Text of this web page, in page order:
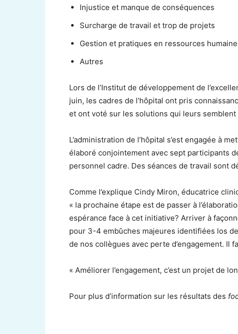
Injustice et manque de conséquences
Surcharge de travail et trop de projets
Gestion et pratiques en ressources
Autres
Lors de l’Institut de développement de
juin, les cadres de l’hôpital ont pris
et ont voté sur les solutions qui leurs
L’administration de l’hôpital s’est engagée à
élaboré conjointement avec sept participants
personnel cadre. Des séances de travail sont
Comme l’explique Cindy Miron, éducatrice
« la prochaine étape est de passer à
espérance face à cet initiative? Arriver à
pour 3-4 embûches majeures identifiées los
de nos collègues avec perte d’engagement. Il
« Améliorer l’engagement, c’est un projet de
Pour plus d’information sur les résultats des